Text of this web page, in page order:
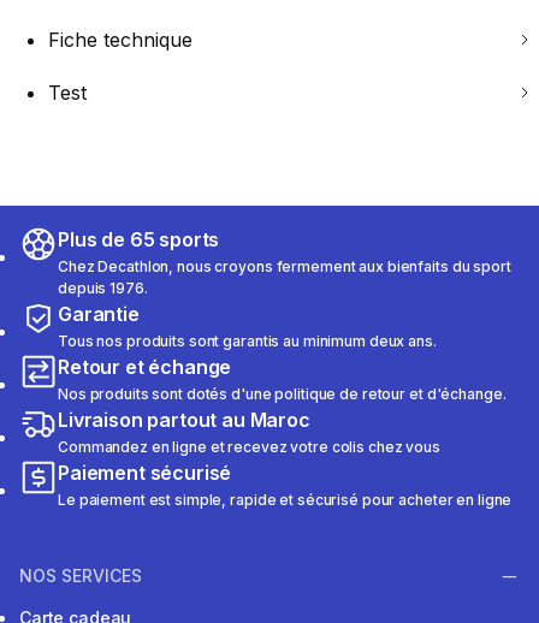
Fiche technique
Test
Plus de 65 sports
Chez Decathlon, nous croyons fermement aux bienfaits du sport
depuis 1976.
Garantie
Tous nos produits sont garantis au minimum deux ans.
Retour et échange
Nos produits sont dotés d'une politique de retour et d'échange.
Livraison partout au Maroc
Commandez en ligne et recevez votre colis chez vous
Paiement sécurisé
Le paiement est simple, rapide et sécurisé pour acheter en ligne
NOS SERVICES
Carte cadeau